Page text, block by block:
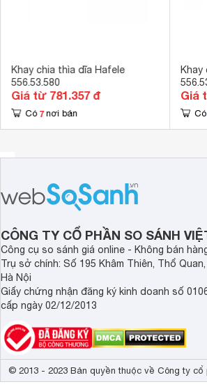
Khay chia thìa dĩa Hafele
556.53.580
Giá từ 781.357 đ
Có 7 nơi bán
Giá
Có
CÔNG TY CỔ PHẦN SO SÁNH
Công cụ so sánh giá online - Không bán
Trụ sở chính: Số 195 Khâm Thiên, Thổ
Hà Nội
Giấy chứng nhận đăng ký kinh doanh số
cấp ngày 02/12/2013
© 2013 - 2023 Bản quyền thuộc về Công ty cổ